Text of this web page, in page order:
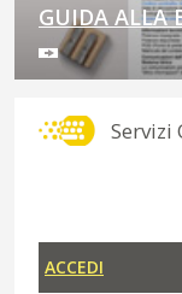
GUIDA ALLA
Servizi
ACCEDI